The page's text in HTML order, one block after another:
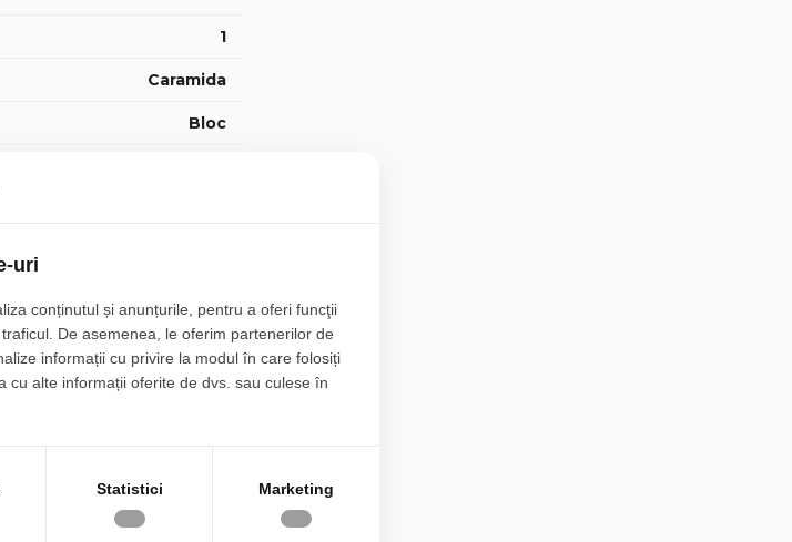
... termopan , geamuri termopan, usa metalica.
bine pozitionata.
1
Caramida
Bloc
Gaz
Usa intrare Metal
Contor gaz
uri
conținutul și anunțurile, pentru a oferi funcţii
De asemenea, le oferim partenerilor de
informații cu privire la modul în care folosiți
cu alte informații oferite de dvs. sau culese în
Statistici Marketing